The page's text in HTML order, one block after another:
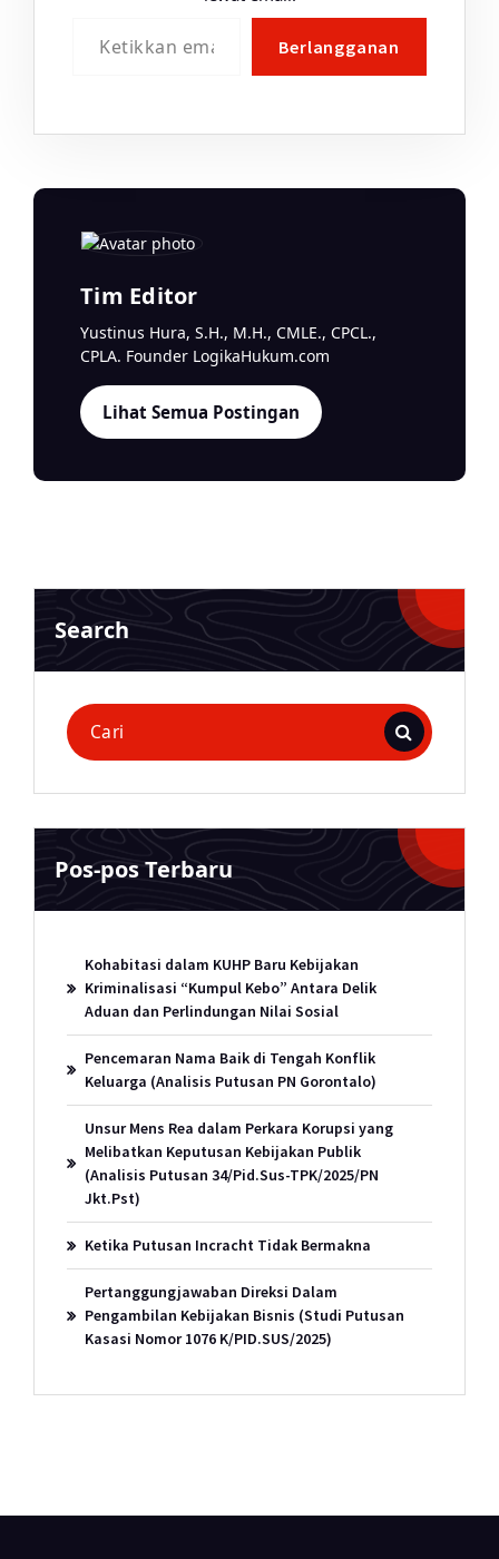
Berlangganan
Tim Editor
Yustinus Hura, S.H., M.H., CMLE., CPCL.,
CPLA. Founder LogikaHukum.com
Lihat Semua Postingan
Search
Pencarian
untuk:
Pos-pos Terbaru
Kohabitasi dalam KUHP Baru Kebijakan
Kriminalisasi “Kumpul Kebo” Antara Delik
Aduan dan Perlindungan Nilai Sosial
Pencemaran Nama Baik di Tengah Konflik
Keluarga (Analisis Putusan PN Gorontalo)
Unsur Mens Rea dalam Perkara Korupsi yang
Melibatkan Keputusan Kebijakan Publik
(Analisis Putusan 34/Pid.Sus-TPK/2025/PN
Jkt.Pst)
Ketika Putusan Incracht Tidak Bermakna
Pertanggungjawaban Direksi Dalam
Pengambilan Kebijakan Bisnis (Studi Putusan
Kasasi Nomor 1076 K/PID.SUS/2025)